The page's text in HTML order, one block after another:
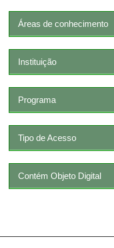
Áreas de conhecimento
Instituição
Programa
Tipo de Acesso
Contém Objeto Digital